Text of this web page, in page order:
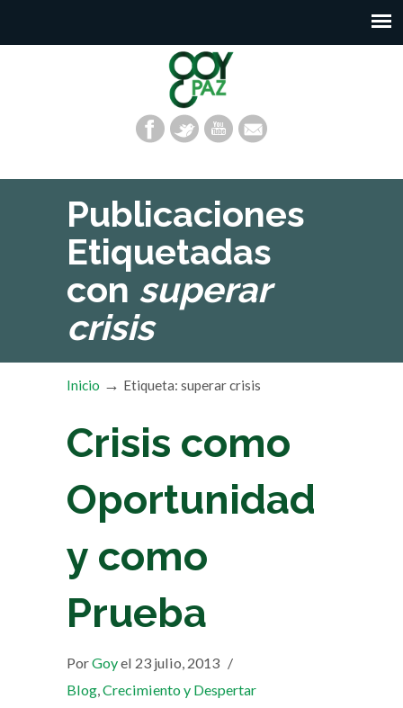
Publicaciones
Etiquetadas
con superar
crisis
Inicio → Etiqueta: superar crisis
Crisis como
Oportunidad
y como
Prueba
PorGoyel 23 julio, 2013 /
Blog,Crecimiento y Despertar